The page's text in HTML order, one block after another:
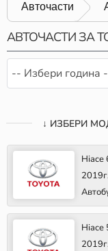
Авточасти
АВТОЧАСТИ ЗА
-- Избери година
↓ ИЗБЕРИ
Hiace
Hiace